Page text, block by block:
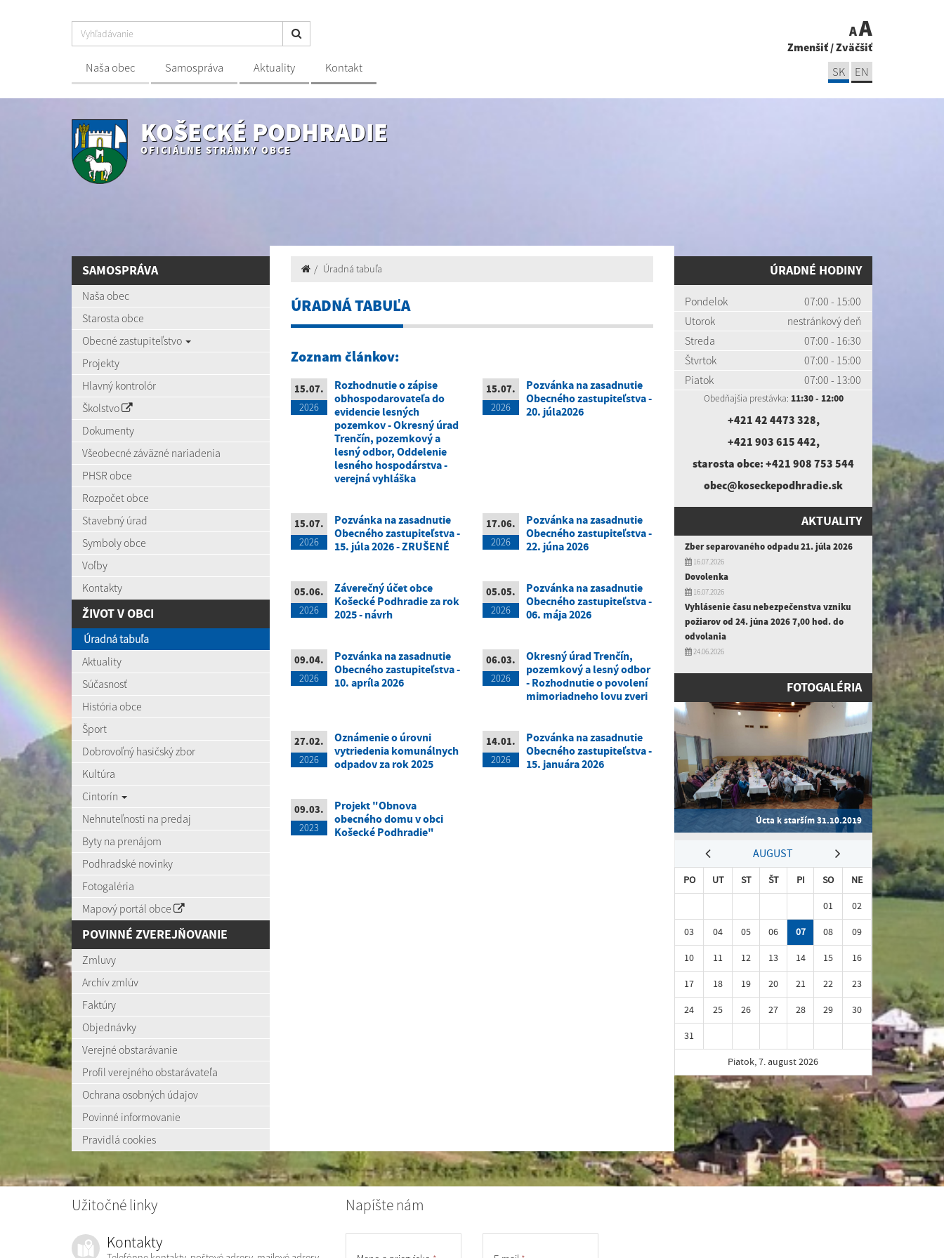
Naša obec Samospráva Aktuality Kontakt
AA
Zmenšiť/Zväčšiť
SK EN
KOŠECKÉ PODHRADIE
OFICIÁLNE STRÁNKY OBCE
SAMOSPRÁVA
Naša obec
Starosta obce
Obecné zastupiteľstvo
Projekty
Hlavný kontrolór
Školstvo
Dokumenty
Všeobecné záväzné nariadenia
PHSR obce
Rozpočet obce
Stavebný úrad
Symboly obce
Voľby
Kontakty
ŽIVOT V OBCI
Úradná tabuľa
Aktuality
Súčasnosť
História obce
Šport
Dobrovoľný hasičský zbor
Kultúra
Cintorín
Nehnuteľnosti na predaj
Byty na prenájom
Podhradské novinky
Fotogaléria
Mapový portál obce
POVINNÉ ZVEREJŇOVANIE
Zmluvy
Archív zmlúv
Faktúry
Objednávky
Verejné obstarávanie
Profil verejného obstarávateľa
Ochrana osobných údajov
Povinné informovanie
Pravidlá cookies
Úradná tabuľa
ÚRADNÁ TABUĽA
Zoznam článkov:
15.07.
2026
Rozhodnutie o zápise
obhospodarovateľa do
evidencie lesných
pozemkov - Okresný úrad
Trenčín, pozemkový a
lesný odbor, Oddelenie
lesného hospodárstva -
verejná vyhláška
15.07.
2026
Pozvánka na zasadnutie
Obecného zastupiteľstva -
20. júla2026
15.07.
2026
Pozvánka na zasadnutie
Obecného zastupiteľstva -
15. júla 2026 - ZRUŠENÉ
17.06.
2026
Pozvánka na zasadnutie
Obecného zastupiteľstva -
22. júna 2026
05.06.
2026
Záverečný účet obce
Košecké Podhradie za rok
2025 - návrh
05.05.
2026
Pozvánka na zasadnutie
Obecného zastupiteľstva -
06. mája 2026
09.04.
2026
Pozvánka na zasadnutie
Obecného zastupiteľstva -
10. apríla 2026
06.03.
2026
Okresný úrad Trenčín,
pozemkový a lesný odbor
- Rozhodnutie o povolení
mimoriadneho lovu zveri
27.02.
2026
Oznámenie o úrovni
vytriedenia komunálnych
odpadov za rok 2025
14.01.
2026
Pozvánka na zasadnutie
Obecného zastupiteľstva -
15. januára 2026
09.03.
2023
Projekt "Obnova
obecného domu v obci
Košecké Podhradie"
ÚRADNÉ HODINY
Pondelok
07:00 - 15:00
Utorok
nestránkový deň
Streda
07:00 - 16:30
Štvrtok
07:00 - 15:00
Piatok
07:00 - 13:00
Obedňajšia prestávka: 11:30 - 12:00
+421 42 4473 328,
+421 903 615 442,
starosta obce:+421 908 753 544
obec@koseckepodhradie.sk
AKTUALITY
Zber separovaného odpadu 21. júla 2026
16.07.2026
Dovolenka
16.07.2026
Vyhlásenie času nebezpečenstva vzniku
požiarov od 24. júna 2026 7,00 hod. do
odvolania
24.06.2026
FOTOGALÉRIA
Úcta k starším 31.10.2019
AUGUST
PO UT ST ŠT PI SO
NE
01
02
03
04 05 06 07 08
09
10
11 12 13 14 15
16
17
18 19 20 21 22
23
24
25 26 27 28 29
30
31
Piatok, 7. august 2026
Napíšte nám
Užitočné linky
Kontakty